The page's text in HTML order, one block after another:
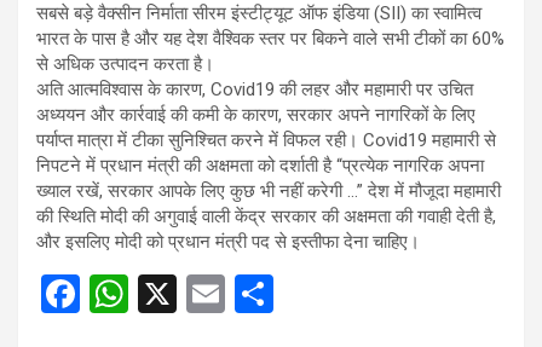
सबसे बड़े वैक्सीन निर्माता सीरम इंस्टीट्यूट ऑफ इंडिया (SII) का स्वामित्व
भारत के पास है और यह देश वैश्विक स्तर पर बिकने वाले सभी टीकों का 60%
से अधिक उत्पादन करता है।
अति आत्मविश्वास के कारण, Covid19 की लहर और महामारी पर उचित
अध्ययन और कार्रवाई की कमी के कारण, सरकार अपने नागरिकों के लिए
पर्याप्त मात्रा में टीका सुनिश्चित करने में विफल रही। Covid19 महामारी से
निपटने में प्रधान मंत्री की अक्षमता को दर्शाती है “प्रत्येक नागरिक अपना
ख्याल रखें, सरकार आपके लिए कुछ भी नहीं करेगी …” देश में मौजूदा महामारी
की स्थिति मोदी की अगुवाई वाली केंद्र सरकार की अक्षमता की गवाही देती है,
और इसलिए मोदी को प्रधान मंत्री पद से इस्तीफा देना चाहिए।
F
W X
E